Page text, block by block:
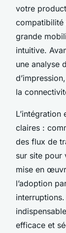
votre
compatibilité
grande
intuitive.
une analyse
la
claires :
des flux de
sur site pour
mise en
l’adoption
efficace et